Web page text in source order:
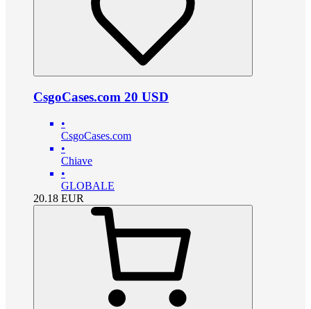
CsgoCases.com 20 USD
•
CsgoCases.com
•
Chiave
•
GLOBALE
20.18 EUR